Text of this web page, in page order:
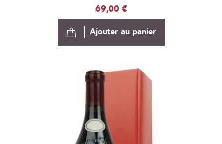
69,00 €
Ajouter au panier